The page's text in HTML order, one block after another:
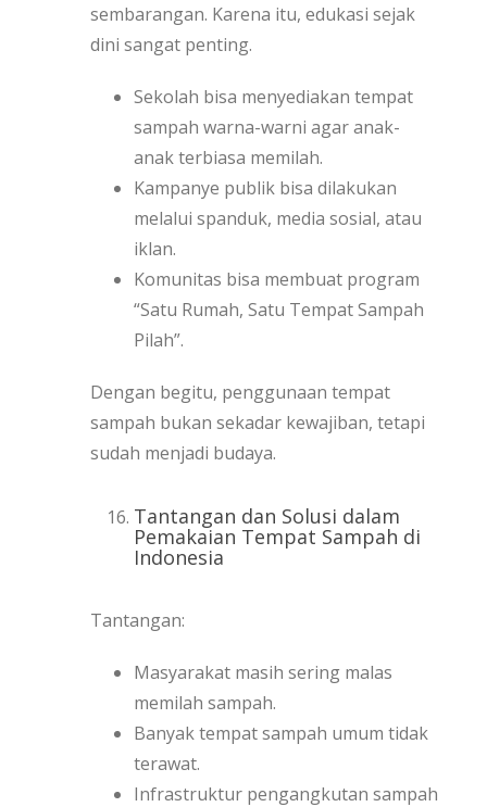
sembarangan. Karena itu, edukasi sejak
dini sangat penting.
Sekolah bisa menyediakan tempat
sampah warna-warni agar anak-
anak terbiasa memilah.
Kampanye publik bisa dilakukan
melalui spanduk, media sosial, atau
iklan.
Komunitas bisa membuat program
“Satu Rumah, Satu Tempat Sampah
Pilah”.
Dengan begitu, penggunaan tempat
sampah bukan sekadar kewajiban, tetapi
sudah menjadi budaya.
Tantangan dan Solusi dalam
Pemakaian Tempat Sampah di
Indonesia
Tantangan:
Masyarakat masih sering malas
memilah sampah.
Banyak tempat sampah umum tidak
terawat.
Infrastruktur pengangkutan sampah